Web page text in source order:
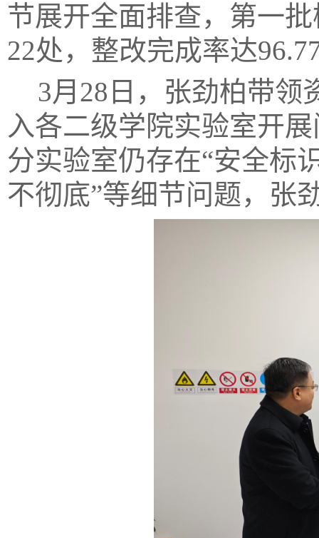
节展开全面排查， 第一
22处，整改完成率达
3月28日 ， 张劲柏带领
入各二级学院实验室开展
分实验室仍存在“安全标
不彻底”等细节问题， 张